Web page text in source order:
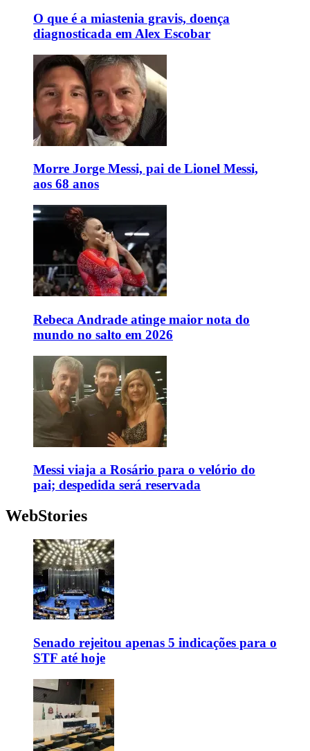
O que é a miastenia gravis, doença
diagnosticada em Alex Escobar
Morre Jorge Messi, pai de Lionel Messi,
aos 68 anos
Rebeca Andrade atinge maior nota do
mundo no salto em 2026
Messi viaja a Rosário para o velório do
pai; despedida será reservada
WebStories
Senado rejeitou apenas 5 indicações para o
STF até hoje